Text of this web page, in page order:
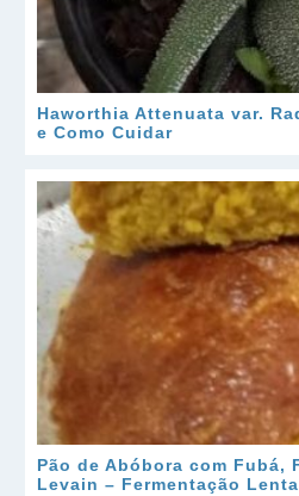
Haworthia Attenuata var.
e Como Cuidar
Pão de Abóbora com Fubá,
Levain – Fermentação Lenta